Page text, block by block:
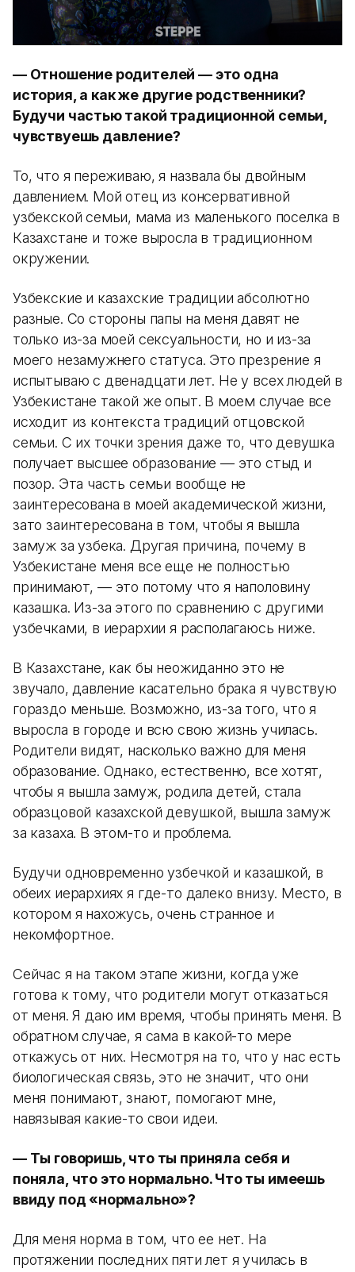
— Отношение родителей — это одна
история, а как же другие родственники?
Будучи частью такой традиционной семьи,
чувствуешь давление?
То, что я переживаю, я назвала бы двойным
давлением. Мой отец из консервативной
узбекской семьи, мама из маленького поселка в
Казахстане и тоже выросла в традиционном
окружении.
Узбекские и казахские традиции абсолютно
разные. Со стороны папы на меня давят не
только из-за моей сексуальности, но и из-за
моего незамужнего статуса. Это презрение я
испытываю с двенадцати лет. Не у всех людей в
Узбекистане такой же опыт. В моем случае все
исходит из контекста традиций отцовской
семьи. С их точки зрения даже то, что девушка
получает высшее образование — это стыд и
позор. Эта часть семьи вообще не
заинтересована в моей академической жизни,
зато заинтересована в том, чтобы я вышла
замуж за узбека. Другая причина, почему в
Узбекистане меня все еще не полностью
принимают, — это потому что я наполовину
казашка. Из-за этого по сравнению с другими
узбечками, в иерархии я располагаюсь ниже.
В Казахстане, как бы неожиданно это не
звучало, давление касательно брака я чувствую
гораздо меньше. Возможно, из-за того, что я
выросла в городе и всю свою жизнь училась.
Родители видят, насколько важно для меня
образование. Однако, естественно, все хотят,
чтобы я вышла замуж, родила детей, стала
образцовой казахской девушкой, вышла замуж
за казаха. В этом-то и проблема.
Будучи одновременно узбечкой и казашкой, в
обеих иерархиях я где-то далеко внизу. Место, в
котором я нахожусь, очень странное и
некомфортное.
Сейчас я на таком этапе жизни, когда уже
готова к тому, что родители могут отказаться
от меня. Я даю им время, чтобы принять меня. В
обратном случае, я сама в какой-то мере
откажусь от них. Несмотря на то, что у нас есть
биологическая связь, это не значит, что они
меня понимают, знают, помогают мне,
навязывая какие-то свои идеи.
— Ты говоришь, что ты приняла себя и
поняла, что это нормально. Что ты имеешь
ввиду под «нормально»?
Для меня норма в том, что ее нет. На
протяжении последних пяти лет я училась в